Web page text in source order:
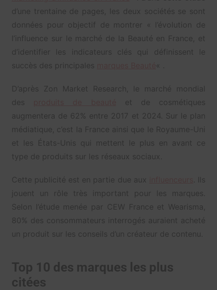
d’une trentaine de pages, les deux sociétés se sont
données pour objectif de montrer « l’évolution de
l’influence sur le marché de la Beauté en France, et
d’identifier les indicateurs clés qui définissent le
succès des principales
« .
D’après Zon Market Research, le marché mondial
des
et de cosmétiques
augmentera de 62% entre 2017 et 2024. Sur le plan
médiatique, c’est la France ainsi que le Royaume-Uni
et les États-Unis qui mettent le plus en avant ce
type de produits sur les réseaux sociaux.
Cette publicité est en partie due aux
. Ils
jouent un rôle très important pour les marques.
Selon l’étude menée par CEW France et Wearisma,
80% des consommateurs interrogés auraient acheté
un produit sur les conseils d’un créateur de contenu.
Top 10 des marques les plus
citées